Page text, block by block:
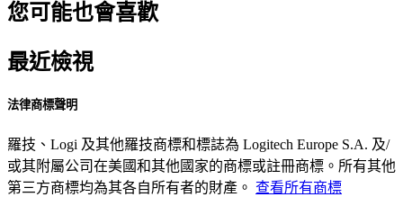
您可能也會喜歡
最近檢視
法律商標聲明
羅技、Logi 及其他羅技商標和標誌為 Logitech Europe S.A. 及/
或其附屬公司在美國和其他國家的商標或註冊商標。所有其他
第三方商標均為其各自所有者的財產。 查看所有商標